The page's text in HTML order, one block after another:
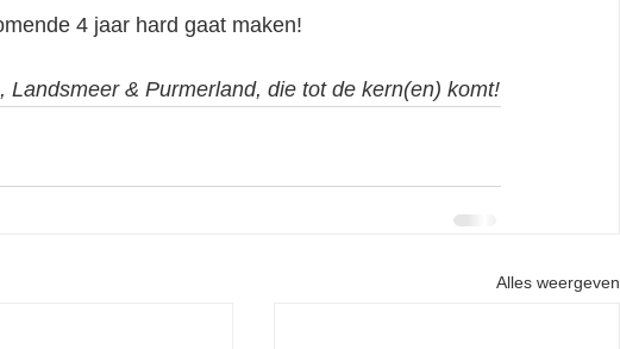
4 jaar hard gaat maken!
& Purmerland, die tot de kern(en) komt!
Alles weergeven